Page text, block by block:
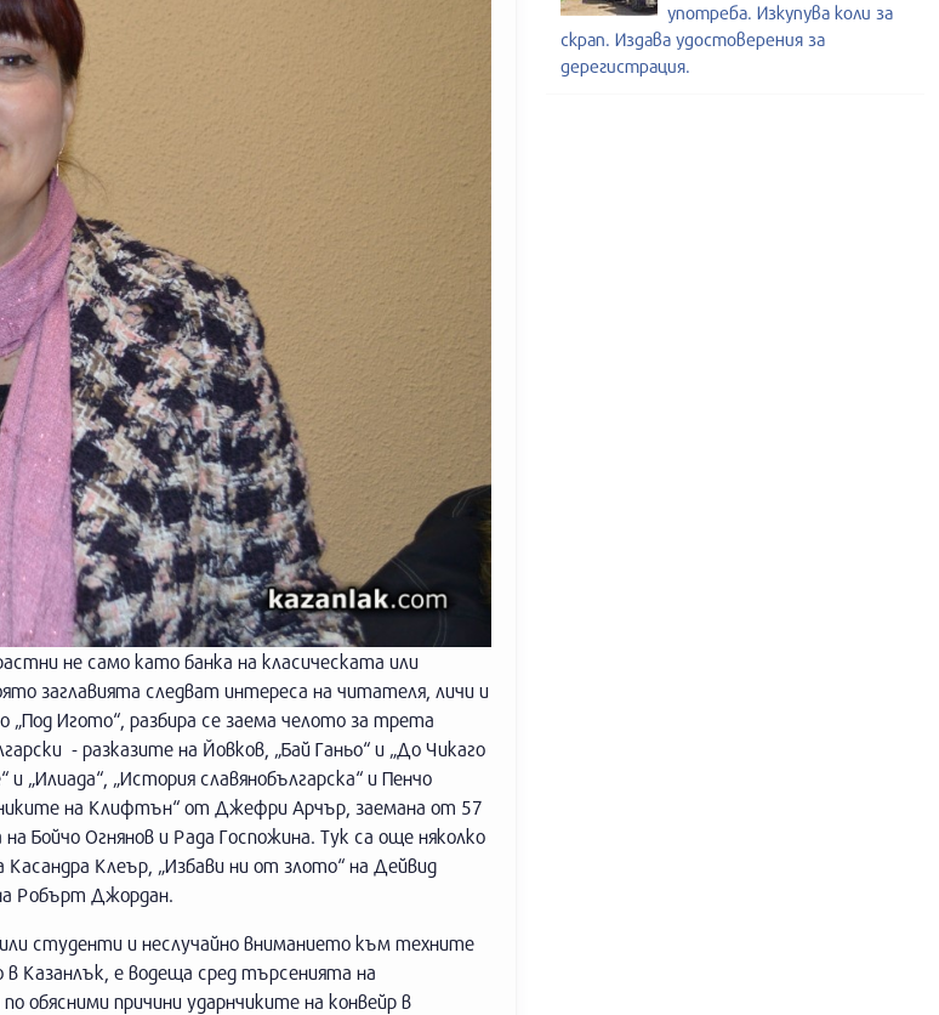
не само като банка на класическата или
заглавията следват интереса на читателя, личи и
Игото“, разбира се заема челото за трета
- разказите на Йовков, „Бай Ганьо“ и „До Чикаго
„Илиада“, „История славянобългарска“ и Пенчо
на Клифтън“ от Джефри Арчър, заемана от 57
Бойчо Огнянов и Рада Госпожина. Тук са още няколко
Клеър, „Избави ни от злото“ на Дейвид
Робърт Джордан.
студенти и неслучайно вниманието към техните
Казанлък, е водеща сред търсенията на
обясними причини ударнчиките на конвейр в
употреба. Изкупува коли за
скрап. Издава удостоверения за
дерегистрация.